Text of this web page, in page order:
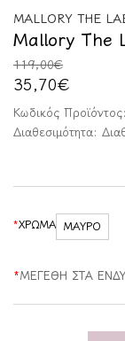
MALLORY THE
Mallory The
119,00€
35,70€
Κωδικός Προϊόντος:
Διαθεσιμότητα:
ΧΡΩΜΑ ΜΑΥΡΟ
ΜΕΓΕΘΗ ΣΤΑ